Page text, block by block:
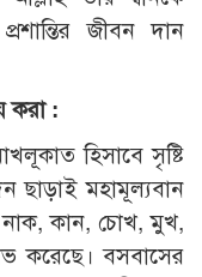
জীবন দান
করা :
হিসাবে সৃষ্টি
ছাড়াই মহামূল্যবান
নাক, কান, চোখ, মুখ,
করেছে। বসবাসের